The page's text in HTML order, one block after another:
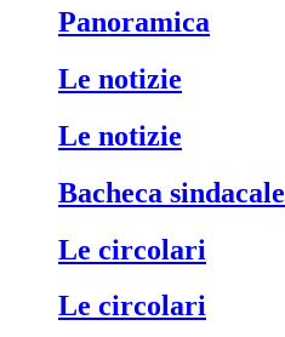
Panoramica
Le notizie
Le notizie
Bacheca sindacale
Le circolari
Le circolari